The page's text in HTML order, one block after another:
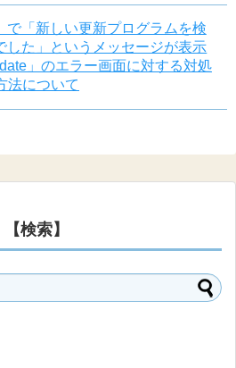
で「新しい更新プログラムを検
した」というメッセージが表示
」のエラー画面に対する対処
法について
【検索】